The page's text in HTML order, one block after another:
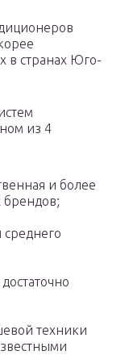
в странах Юго-
из 4
и более
брендов;
техники